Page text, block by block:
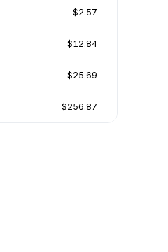
$2.57
$12.84
$25.69
$256.87